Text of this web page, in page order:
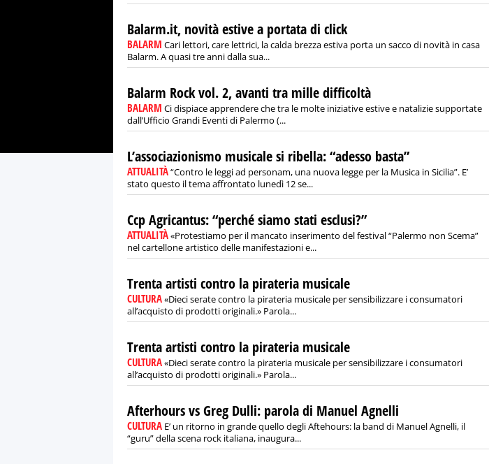
Balarm.it, novità estive a portata di click
BALARM Cari lettori, care lettrici, la calda brezza estiva porta un sacco di novità in casa
Balarm. A quasi tre anni dalla sua...
Balarm Rock vol. 2, avanti tra mille difficoltà
BALARM Ci dispiace apprendere che tra le molte iniziative estive e natalizie supportate
dall’Ufficio Grandi Eventi di Palermo (...
L’associazionismo musicale si ribella: “adesso basta”
ATTUALITÀ“Contro le leggi ad personam, una nuova legge per la Musica in Sicilia”. E’
stato questo il tema affrontato lunedì 12 se...
Ccp Agricantus: “perché siamo stati esclusi?”
ATTUALITÀ«Protestiamo per il mancato inserimento del festival “Palermo non Scema”
nel cartellone artistico delle manifestazioni e...
Trenta artisti contro la pirateria musicale
CULTURA«Dieci serate contro la pirateria musicale per sensibilizzare i consumatori
all’acquisto di prodotti originali.» Parola...
Trenta artisti contro la pirateria musicale
CULTURA«Dieci serate contro la pirateria musicale per sensibilizzare i consumatori
all’acquisto di prodotti originali.» Parola...
Afterhours vs Greg Dulli: parola di Manuel Agnelli
CULTURA E’ un ritorno in grande quello degli Aftehours: la band di Manuel Agnelli, il
“guru” della scena rock italiana, inaugura...